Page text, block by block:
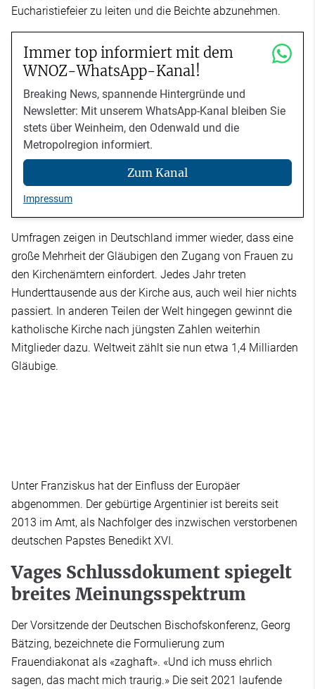
Eucharistiefeier zu leiten und die Beichte abzunehmen.
Immer top informiert mit dem
WNOZ-WhatsApp-Kanal!
Breaking News, spannende Hintergründe und
Newsletter: Mit unserem WhatsApp-Kanal bleiben Sie
stets über Weinheim, den Odenwald und die
Metropolregion informiert.
Zum Kanal
Impressum
Umfragen zeigen in Deutschland immer wieder, dass eine
große Mehrheit der Gläubigen den Zugang von Frauen zu
den Kirchenämtern einfordert. Jedes Jahr treten
Hunderttausende aus der Kirche aus, auch weil hier nichts
passiert. In anderen Teilen der Welt hingegen gewinnt die
katholische Kirche nach jüngsten Zahlen weiterhin
Mitglieder dazu. Weltweit zählt sie nun etwa 1,4 Milliarden
Gläubige.
Unter Franziskus hat der Einfluss der Europäer
abgenommen. Der gebürtige Argentinier ist bereits seit
2013 im Amt, als Nachfolger des inzwischen verstorbenen
deutschen Papstes Benedikt XVI.
Vages Schlussdokument spiegelt
breites Meinungsspektrum
Der Vorsitzende der Deutschen Bischofskonferenz, Georg
Bätzing, bezeichnete die Formulierung zum
Frauendiakonat als «zaghaft». «Und ich muss ehrlich
sagen, das macht mich traurig.» Die seit 2021 laufende